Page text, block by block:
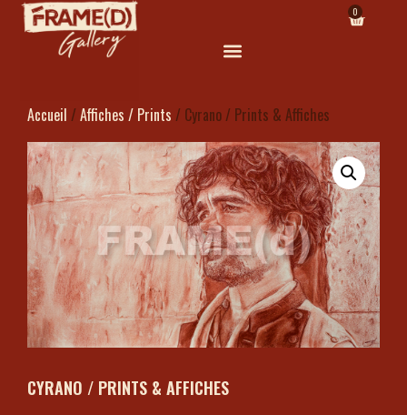
0
Accueil / Affiches / Prints / Cyrano / Prints & Affiches
CYRANO / PRINTS & AFFICHES